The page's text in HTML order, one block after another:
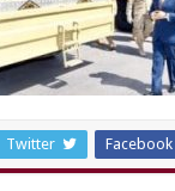
Facebook
Twitter